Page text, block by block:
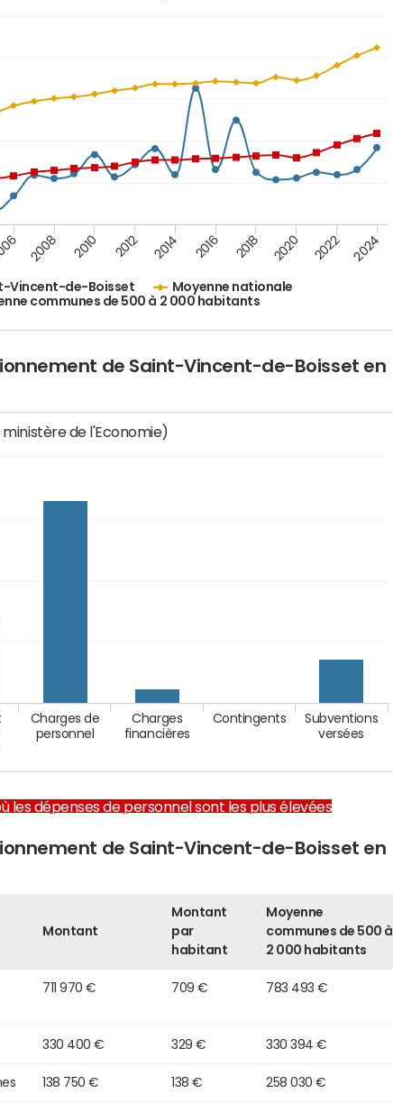
Vincent-de-Boisset
Moyenne nationale
communes de 500 à 2 000 habitants
2008 2010 2012 2014 2016 2018 2020 2022 2024
de Saint-Vincent-de-Boisset en
ministère de l'Economie)
Charges de
personnel
Charges
financières
Contingents
Subventions
versées
les dépenses de personnel sont les plus élevées
de Saint-Vincent-de-Boisset en
Montant
Montant
par
habitant
Moyenne
communes de 500 à
2 000 habitants
711 970 € 709 € 783 493 €
330 400 € 329 € 330 394 €
138 750 € 138 € 258 030 €